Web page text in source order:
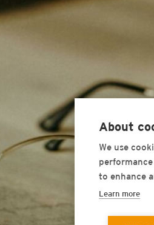
About
We use
to enhance
Learn more